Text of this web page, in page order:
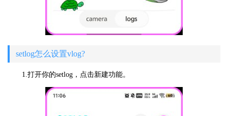
setlog怎么设置vlog?
1.打开你的setlog，点击新建功能。